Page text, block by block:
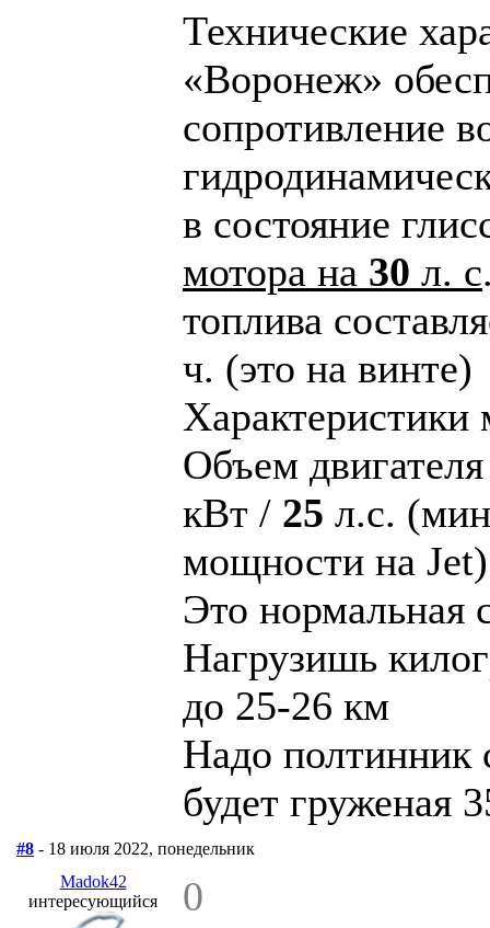
Технические
«Воронеж»
сопротивление
в состояние
мотора на 30 л. с
топлива
ч. (это на винте)
Характеристики
Объем
кВт / 25 л.с.
мощности на Jet)
Это нормальная
Нагрузишь
до 25-26 км
Надо полтинник
будет груженая
#8 - 18 июля 2022, понедельник
Madok42
интересующийся
0